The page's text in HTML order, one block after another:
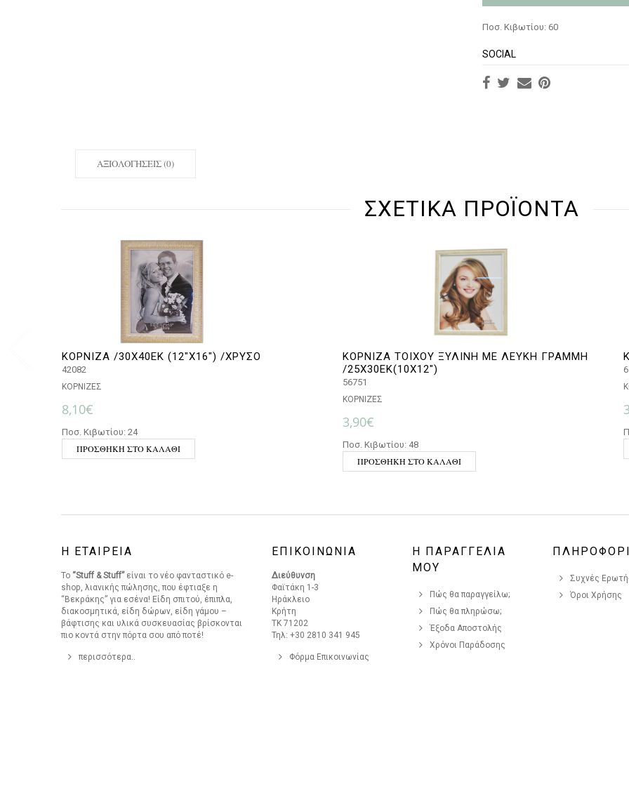
Ποσ. Κιβωτίου: 60
SOCIAL
ΑΞΙΟΛΟΓΉΣΕΙΣ (0)
ΣΧΕΤΙΚΆ ΠΡΟΪΌΝΤΑ
ΚΟΡΝΙΖΑ /30Χ40ΕΚ (12″Χ16″) /ΧΡΥΣΟ
42082
ΚΟΡΝΙΖΕΣ
8,10€
Ποσ. Κιβωτίου: 24
ΠΡΟΣΘΉΚΗ ΣΤΟ ΚΑΛΆΘΙ
ΚΟΡΝΙΖΑ ΤΟΙΧΟΥ ΞΥΛΙΝΗ ΜΕ ΛΕΥΚΗ ΓΡΑΜΜΗ
/25Χ30ΕΚ(10Χ12″)
56751
ΚΟΡΝΙΖΕΣ
3,90€
Ποσ. Κιβωτίου: 48
ΠΡΟΣΘΉΚΗ ΣΤΟ ΚΑΛΆΘΙ
Η ΕΤΑΙΡΕΙΑ
Το “Stuff & Stuff”είναι το νέο φανταστικό e-
shop, λιανικής πώλησης, που έφτιαξε η
“Βεκράκης” για εσένα! Είδη σπιτού, έπιπλα,
διακοσμητικά, είδη δώρων, είδη γάμου –
βάφτισης και υλικά συσκευασίας βρίσκονται
πιο κοντά στην πόρτα σου από ποτέ!
περισσότερα..
ΕΠΙΚΟΙΝΩΝΙΑ
Διεύθυνση
Φαϊτάκη 1-3
Ηράκλειο
Κρήτη
ΤΚ 71202
Τηλ: +30 2810 341 945
Φόρμα Επικοινωνίας
Η ΠΑΡΑΓΓΕΛΙΑ
ΜΟΥ
Πώς θα παραγγείλω;
Πώς θα πληρώσω;
Έξοδα Αποστολής
Χρόνοι Παράδοσης
Συχνές
Όροι Χρήσης